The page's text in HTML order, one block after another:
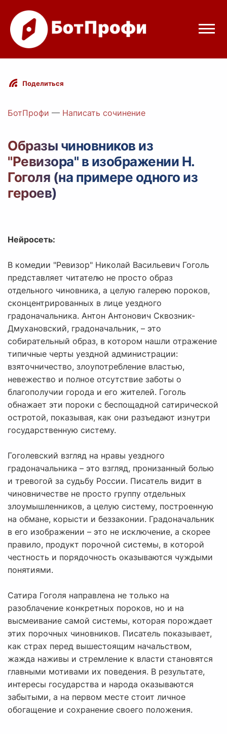
Режимы бота
Цены
Вход с Telegram
Поделиться
БотПрофи — Написать сочинение
Образы чиновников из
"Ревизора" в изображении Н.
Гоголя (на примере одного из
героев)
Нейросеть:
В комедии "Ревизор" Николай Васильевич Гоголь
представляет читателю не просто образ
отдельного чиновника, а целую галерею пороков,
сконцентрированных в лице уездного
градоначальника. Антон Антонович Сквозник-
Дмухановский, градоначальник, – это
собирательный образ, в котором нашли отражение
типичные черты уездной администрации:
взяточничество, злоупотребление властью,
невежество и полное отсутствие заботы о
благополучии города и его жителей. Гоголь
обнажает эти пороки с беспощадной сатирической
остротой, показывая, как они разъедают изнутри
государственную систему.
Гоголевский взгляд на нравы уездного
градоначальника – это взгляд, пронизанный болью
и тревогой за судьбу России. Писатель видит в
чиновничестве не просто группу отдельных
злоумышленников, а целую систему, построенную
на обмане, корысти и беззаконии. Градоначальник
в его изображении – это не исключение, а скорее
правило, продукт порочной системы, в которой
честность и порядочность оказываются чуждыми
понятиями.
Сатира Гоголя направлена не только на
разоблачение конкретных пороков, но и на
высмеивание самой системы, которая порождает
этих порочных чиновников. Писатель показывает,
как страх перед вышестоящим начальством,
жажда наживы и стремление к власти становятся
главными мотивами их поведения. В результате,
интересы государства и народа оказываются
забытыми, а на первом месте стоит личное
обогащение и сохранение своего положения.